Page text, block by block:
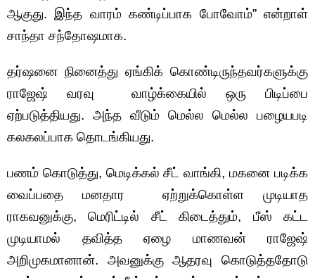
ஆகுது. இந்த வாரம் கண்டிப்பாக போவோம்” என்றாள்
சாந்தா சந்தோஷமாக.
தர்ஷனை நினைத்து ஏங்கிக் கொண்டிருந்தவர்களுக்கு
ராஜேஷ் வரவு வாழ்க்கையில் ஒரு பிடிப்பை
ஏற்படுத்தியது. அந்த வீடும் மெல்ல மெல்ல பழையபடி
கலகலப்பாக தொடங்கியது.
பணம் கொடுத்து, மெடிக்கல் சீட் வாங்கி, மகனை படிக்க
வைப்பதை மனதார ஏற்றுக்கொள்ள முடியாத
ராகவனுக்கு, மெரிட்டில் சீட் கிடைத்தும், பீஸ் கட்ட
முடியாமல் தவித்த ஏழை மாணவன் ராஜேஷ்
அறிமுகமானான். அவனுக்கு ஆதரவு கொடுத்ததோடு